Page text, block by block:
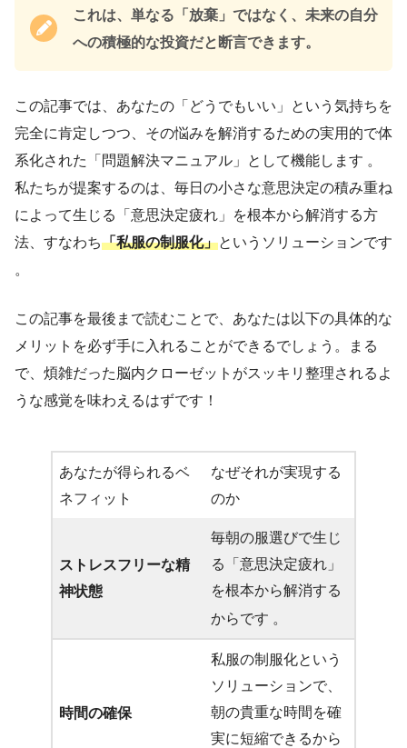
これは、単なる「放棄」ではなく、未来の自分
への積極的な投資だと断言できます。
この記事では、あなたの「どうでもいい」という気持ちを
完全に肯定しつつ、その悩みを解消するための実用的で体
系化された「問題解決マニュアル」として機能します 。
私たちが提案するのは、毎日の小さな意思決定の積み重ね
によって生じる「意思決定疲れ」を根本から解消する方
法、すなわち「私服の制服化」というソリューションです
。
この記事を最後まで読むことで、あなたは以下の具体的な
メリットを必ず手に入れることができるでしょう。まる
で、煩雑だった脳内クローゼットがスッキリ整理されるよ
うな感覚を味わえるはずです！
あなたが得られるベ
ネフィット
なぜそれが実現する
のか
ストレスフリーな精
神状態
毎朝の服選びで生じ
る「意思決定疲れ」
を根本から解消する
からです 。
時間の確保
私服の制服化という
ソリューションで、
朝の貴重な時間を確
実に短縮できるから